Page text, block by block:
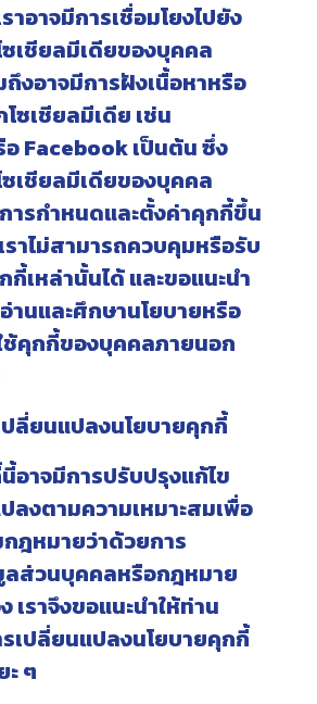
าอาจมีการเชื่อมโยงไปยัง
ซเชียลมีเดียของบุคคล
งอาจมีการฝังเนื้อหาหรือ
ซเชียลมีเดีย เช่น
อ Facebook เป็นต้น ซึ่ง
ซเชียลมีเดียของบุคคล
ารกำหนดและตั้งค่าคุกกี้ขึ้น
ราไม่สามารถควบคุมหรือรับ
เหล่านั้นได้ และขอแนะนำ
านและศึกษานโยบายหรือ
ช้คุกกี้ของบุคคลภายนอก
ปลี่ยนแปลงนโยบายคุกกี้
อาจมีการปรับปรุงแก้ไข
ลงตามความเหมาะสมเพื่อ
กฎหมายว่าด้วยการ
ส่วนบุคคลหรือกฎหมาย
เราจึงขอแนะนำให้ท่าน
เปลี่ยนแปลงนโยบายคุกกี้
ๆ